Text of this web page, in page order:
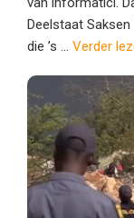
Deelstaat
die ’s ... Verder